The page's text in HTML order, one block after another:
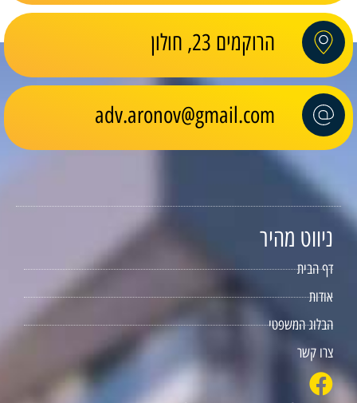
הרוקמים 23, חולון
adv.aronov@gmail.com
ניווט מהיר
דף הבית
אודות
הבלוג המשפטי
צרו קשר